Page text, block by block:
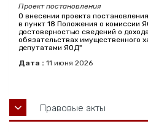
Проект постановления
О внесении проекта
в пункт 18 Положения о комиссии
достоверностью сведений о
обязательствах имущественного
депутатами ЯОД"
Дата : 11 июня 2026
Правовые акты